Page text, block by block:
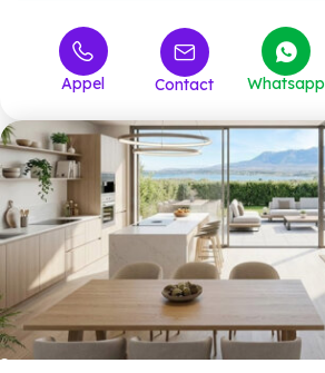
Appel Contact Whatsapp